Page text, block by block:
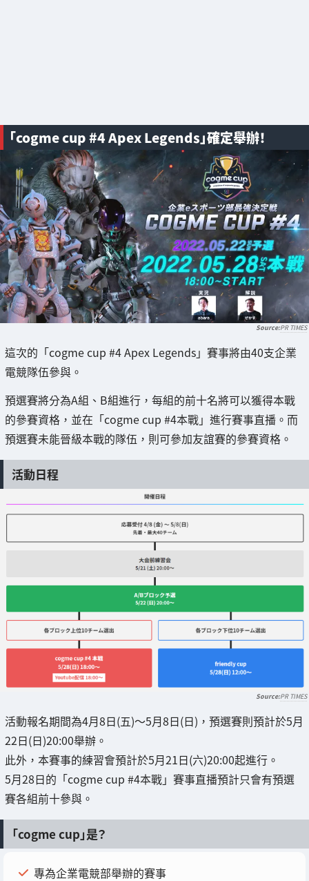
「cogme cup #4 Apex Legends」確定舉辦！
PR TIMES
這次的「cogme cup #4 Apex Legends」賽事將由40支企業
電競隊伍參與。
預選賽將分為A組、B組進行，每組的前十名將可以獲得本戰
的參賽資格，並在「cogme cup #4本戰」進行賽事直播。而
預選賽未能晉級本戰的隊伍，則可參加友誼賽的參賽資格。
活動日程
PR TIMES
活動報名期間為4月8日(五)～5月8日(日)，預選賽則預計於5月
22日(日)20:00舉辦。
此外，本賽事的練習會預計於5月21日(六)20:00起進行。
5月28日的「cogme cup #4本戰」賽事直播預計只會有預選
賽各組前十參與。
「cogme cup」是？
專為企業電競部舉辦的賽事